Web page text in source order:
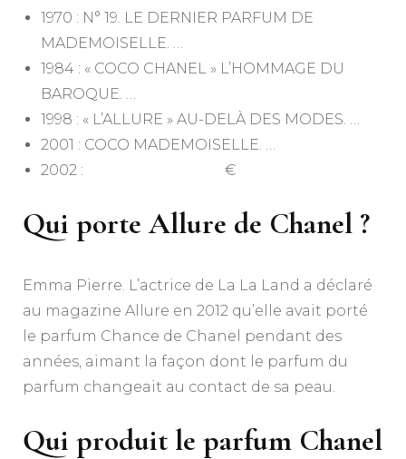
1970 : N° 19. LE DERNIER PARFUM DE
MADEMOISELLE. …
1984 : « COCO CHANEL » L’HOMMAGE DU
BAROQUE. …
1998 : « L’ALLURE » AU-DELÀ DES MODES. …
2001 : COCO MADEMOISELLE. …
2002 : €
Qui porte Allure de Chanel ?
Emma Pierre. L’actrice de La La Land a déclaré
au magazine Allure en 2012 qu’elle avait porté
le parfum Chance de Chanel pendant des
années, aimant la façon dont le parfum du
parfum changeait au contact de sa peau.
Qui produit le parfum Chanel